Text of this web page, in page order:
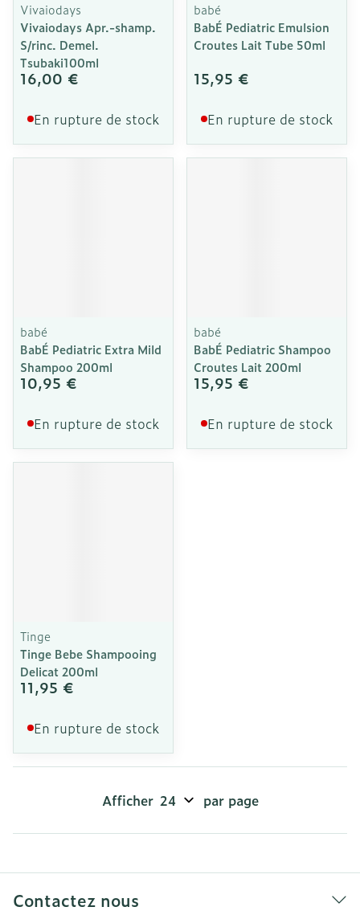
Vivaiodays
Vivaiodays Apr.-shamp.
S/rinc. Demel.
Tsubaki100ml
16,00 €
En rupture de stock
babé
BabÉ Pediatric Emulsion
Croutes Lait Tube 50ml
15,95 €
En rupture de stock
babé
BabÉ Pediatric Extra Mild
Shampoo 200ml
10,95 €
En rupture de stock
babé
BabÉ Pediatric Shampoo
Croutes Lait 200ml
15,95 €
En rupture de stock
Tinge
Tinge Bebe Shampooing
Delicat 200ml
11,95 €
En rupture de stock
Afficher par page
Contactez nous